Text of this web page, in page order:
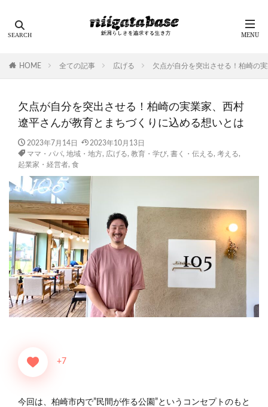
HOME 全ての記事 広げる 欠点が自分を突出させる！柏崎の
欠点が自分を突出させる！柏崎の実業家、西村
遼平さんが教育とまちづくりに込める想いとは
2023年7月14日
2023年10月13日
ママ・パパ, 地域・地方, 広げる, 教育・学び, 書く・伝える, 考える,
起業家・経営者, 食
+7
今回は、柏崎市内で”民間が作る公園”というコンセプトのもと